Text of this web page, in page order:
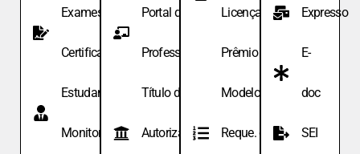
Exames de
Certificação
Estudante
Monitor
Portal do
Professor
Título de
Autoriza.
Licença
Prêmio
Modelo de
Reque. de
Expresso
E-
doc
SEI